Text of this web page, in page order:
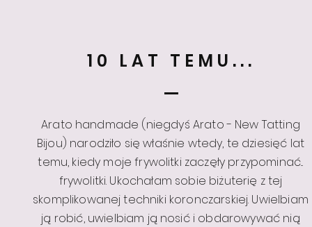
10 LAT TEMU...
Arato handmade (niegdyś Arato - New Tatting
Bijou) narodziło się właśnie wtedy, te dziesięć lat
temu, kiedy moje frywolitki zaczęły przypominać...
frywolitki. Ukochałam sobie biżuterię z tej
skomplikowanej techniki koronczarskiej. Uwielbiam
ją robić, uwielbiam ją nosić i obdarowywać nią